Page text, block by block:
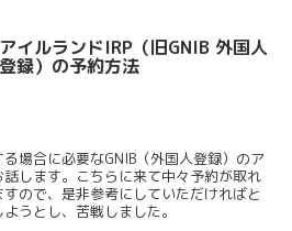
アイルランドIRP（旧GNIB 外国人
登録）の予約方法
場合に必要なGNIB（外国人登録）のア
します。こちらに来て中々予約が取れ
ので、是非参考にしていただければと
うとし、苦戦しました。